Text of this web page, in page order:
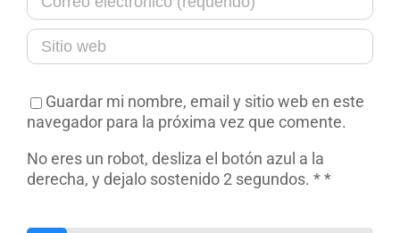
Guardar mi nombre, email y sitio web en este
navegador para la próxima vez que comente.
No eres un robot, desliza el botón azul a la
derecha, y dejalo sostenido 2 segundos. **